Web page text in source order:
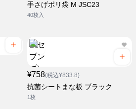
手さげポリ袋 M JSC23
40枚入
¥758(税込¥833.8)
抗菌シートまな板 ブラック
1枚